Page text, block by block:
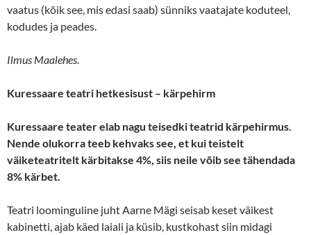
vaatus (kõik see, mis edasi saab) sünniks vaatajate koduteel,
kodudes ja peades.
Ilmus Maalehes.
Kuressaare teatri hetkesisust – kärpehirm
Kuressaare teater elab nagu teisedki teatrid kärpehirmus.
Nende olukorra teeb kehvaks see, et kui teistelt
väiketeatritelt kärbitakse 4%, siis neile võib see tähendada
8% kärbet.
Teatri loominguline juht Aarne Mägi seisab keset väikest
kabinetti, ajab käed laiali ja küsib, kustkohast siin midagi